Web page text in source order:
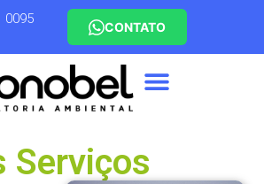
0095
CONTATO
Serviços